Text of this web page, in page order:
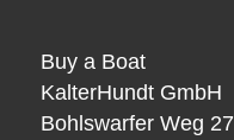
Buy a Boat
KalterHundt GmbH
Bohlswarfer Weg 27